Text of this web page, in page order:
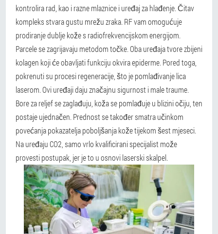
kontrolira rad, kao i razne mlaznice i uređaj za hlađenje. Čitav
kompleks stvara gustu mrežu zraka. RF vam omogućuje
prodiranje dublje kože s radiofrekvencijskom energijom.
Parcele se zagrijavaju metodom točke.Oba uređaja tvore zbijeni
kolagen koji će obavljati funkciju okvira epiderme. Pored toga,
pokrenuti su procesi regeneracije, što je pomlađivanje lica
laserom. Ovi uređaji daju značajnu sigurnost i male traume.
Bore za reljef se zaglađuju, koža se pomlađuje u blizini očiju, ten
postaje ujednačen. Prednost se također smatra učinkom
povećanja pokazatelja poboljšanja kože tijekom šest mjeseci.
Na uređaju CO2, samo vrlo kvalificirani specijalist može
provesti postupak, jer je to u osnovi laserski skalpel.